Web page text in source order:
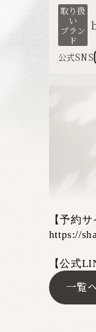
取り扱
い
ブラン
ド
公式SNS
【予約サ
https://
【公式
一覧